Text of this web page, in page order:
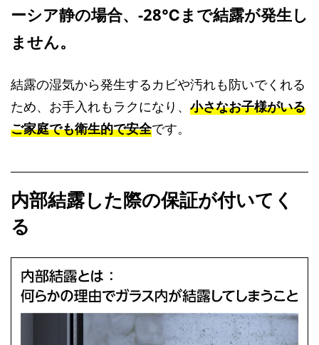
ーシア静の場合、-28℃まで結露が発生し
ません。
結露の湿気から発生するカビや汚れも防いでくれる
ため、お手入れもラクになり、 小さなお子様がいる
ご家庭でも衛生的で安全です。
内部結露した際の保証が付いてく
る